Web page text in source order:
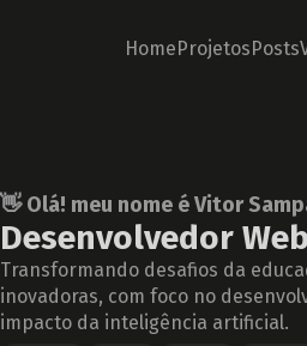
HomeProjetosPosts
👋 Olá! meu nome éVitor
Desenvolvedor
Transformando desafios da
inovadoras, com foco no
impacto da inteligência artificial.